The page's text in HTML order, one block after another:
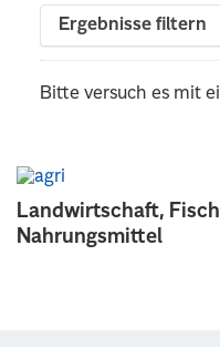
Landwirtschaft,
Nahrungsmittel
Ergebnisse filtern
Bitte versuch es mit